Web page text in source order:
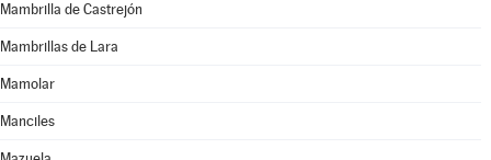
Mambrilla de Castrejón
Mambrillas de Lara
Mamolar
Manciles